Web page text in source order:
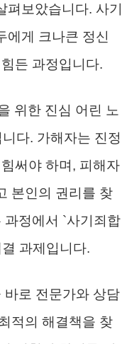
펴보았습니다. 사기
에게 크나큰 정신
든 과정입니다.
위한 진심 어린 노
니다. 가해자는 진정
써야 하며, 피해자
본인의 권리를 찾
과정에서 `사기죄합
과제입니다.
바로 전문가와 상담
적의 해결책을 찾